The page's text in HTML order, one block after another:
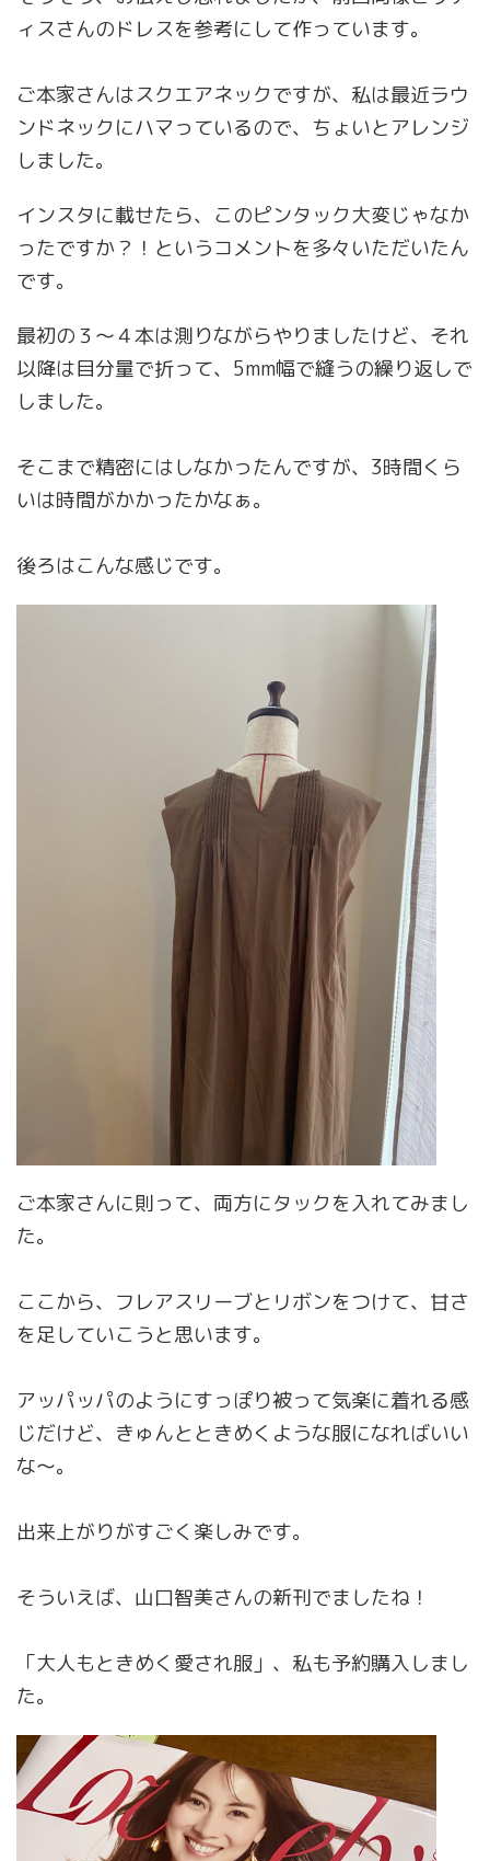
ィスさんのドレスを参考にして作っています。
ご本家さんはスクエアネックですが、私は最近ラウ
ンドネックにハマっているので、ちょいとアレンジ
しました。
インスタに載せたら、このピンタック大変じゃなか
ったですか？！というコメントを多々いただいたん
です。
最初の３〜４本は測りながらやりましたけど、それ
以降は目分量で折って、5mm幅で縫うの繰り返しで
しました。
そこまで精密にはしなかったんですが、3時間くら
いは時間がかかったかなぁ。
後ろはこんな感じです。
ご本家さんに則って、両方にタックを入れてみまし
た。
ここから、フレアスリーブとリボンをつけて、甘さ
を足していこうと思います。
アッパッパのようにすっぽり被って気楽に着れる感
じだけど、きゅんとときめくような服になればいい
な〜。
出来上がりがすごく楽しみです。
そういえば、山口智美さんの新刊でましたね！
「大人もときめく愛され服」、私も予約購入しまし
た。